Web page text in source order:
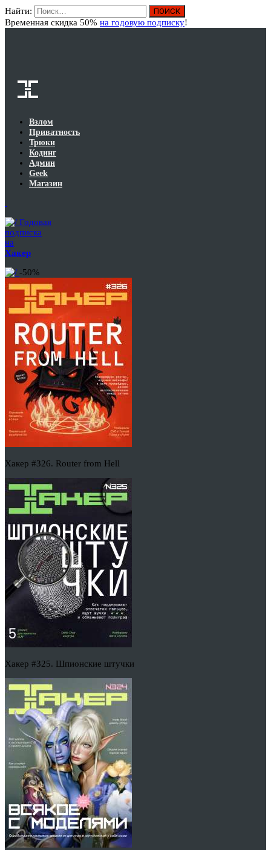
Найти:
Временная скидка 50% на годовую подписку!
Взлом
Приватность
Трюки
Кодинг
Админ
Geek
Магазин
Годовая
подписка
на
Хакер
-50%
Хакер #326. Router from Hell
Хакер #325. Шпионские штучки